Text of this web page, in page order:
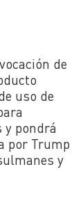
de
uso de
y pondrá
por Trump
y